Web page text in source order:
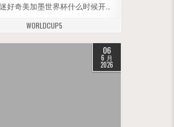
好奇美加墨世界杯什么时候开…
WORLDCUP5
06
6 月
2026